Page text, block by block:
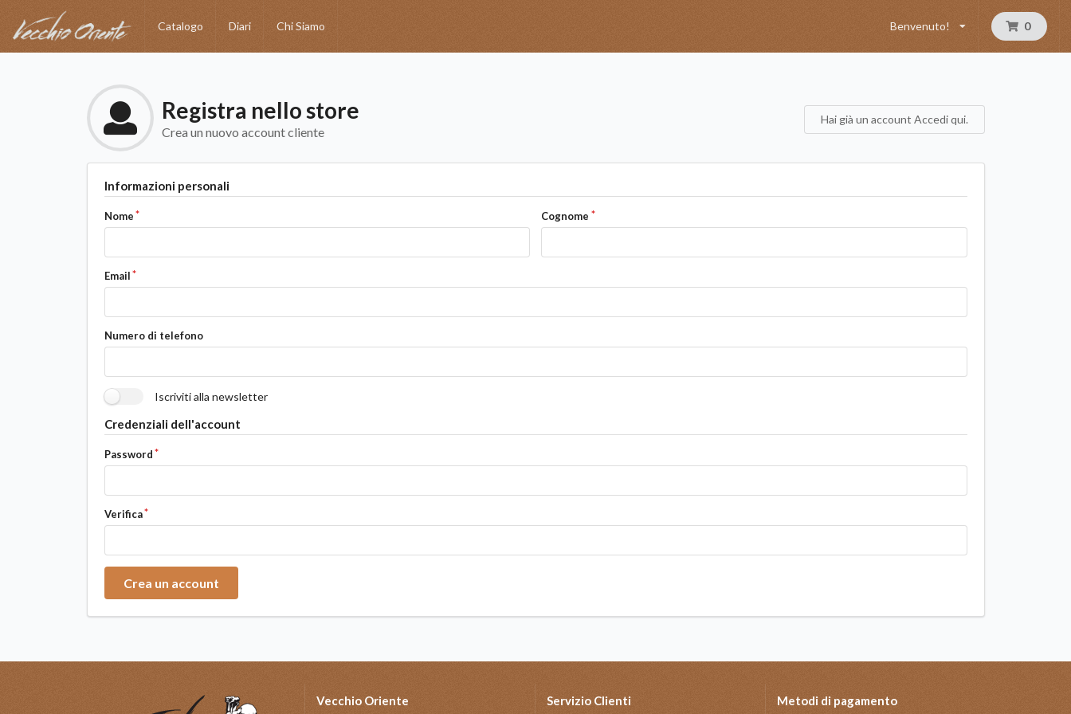
Catalogo Diari Chi Siamo Benvenuto! 0
Registra nello store
Crea un nuovo account cliente
Hai già un account Accedi qui.
Informazioni personali
Nome Cognome
Email
Numero di telefono
Iscriviti alla newsletter
Credenziali dell'account
Password
Verifica
Crea un account
Vecchio Oriente Servizio Clienti Metodi di pagamento